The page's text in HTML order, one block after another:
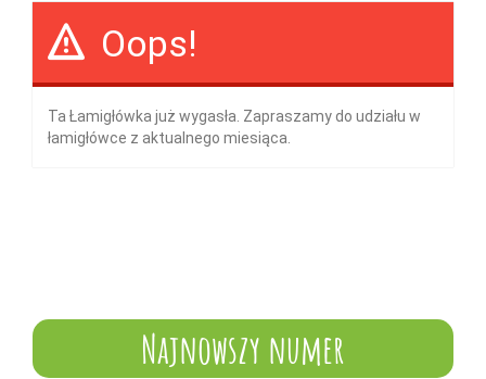
Oops!
Ta Łamigłówka już wygasła. Zapraszamy do udziału w
łamigłówce z aktualnego miesiąca.
Najnowszy numer